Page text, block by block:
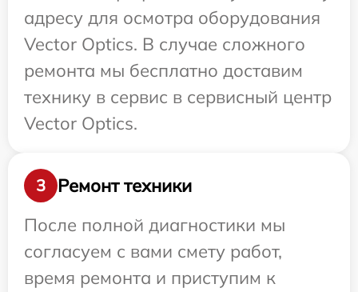
адресу для осмотра оборудования
Vector Optics. В случае сложного
ремонта мы бесплатно доставим
технику в сервис в сервисный центр
Vector Optics.
3
Ремонт техники
После полной диагностики мы
согласуем с вами смету работ,
время ремонта и приступим к